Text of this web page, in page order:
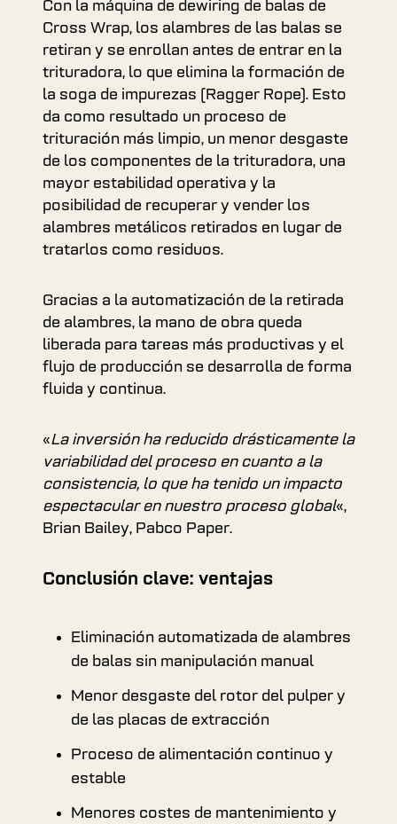
Con la máquina de dewiring de balas de
Cross Wrap, los alambres de las balas se
retiran y se enrollan antes de entrar en la
trituradora, lo que elimina la formación de
la soga de impurezas (Ragger Rope). Esto
da como resultado un proceso de
trituración más limpio, un menor desgaste
de los componentes de la trituradora, una
mayor estabilidad operativa y la
posibilidad de recuperar y vender los
alambres metálicos retirados en lugar de
tratarlos como residuos.
Gracias a la automatización de la retirada
de alambres, la mano de obra queda
liberada para tareas más productivas y el
flujo de producción se desarrolla de forma
fluida y continua.
«La inversión ha reducido drásticamente la
variabilidad del proceso en cuanto a la
consistencia, lo que ha tenido un impacto
espectacular en nuestro proceso global«,
Brian Bailey, Pabco Paper.
Conclusión clave: ventajas
Eliminación automatizada de alambres
de balas sin manipulación manual
Menor desgaste del rotor del pulper y
de las placas de extracción
Proceso de alimentación continuo y
estable
Menores costes de mantenimiento y